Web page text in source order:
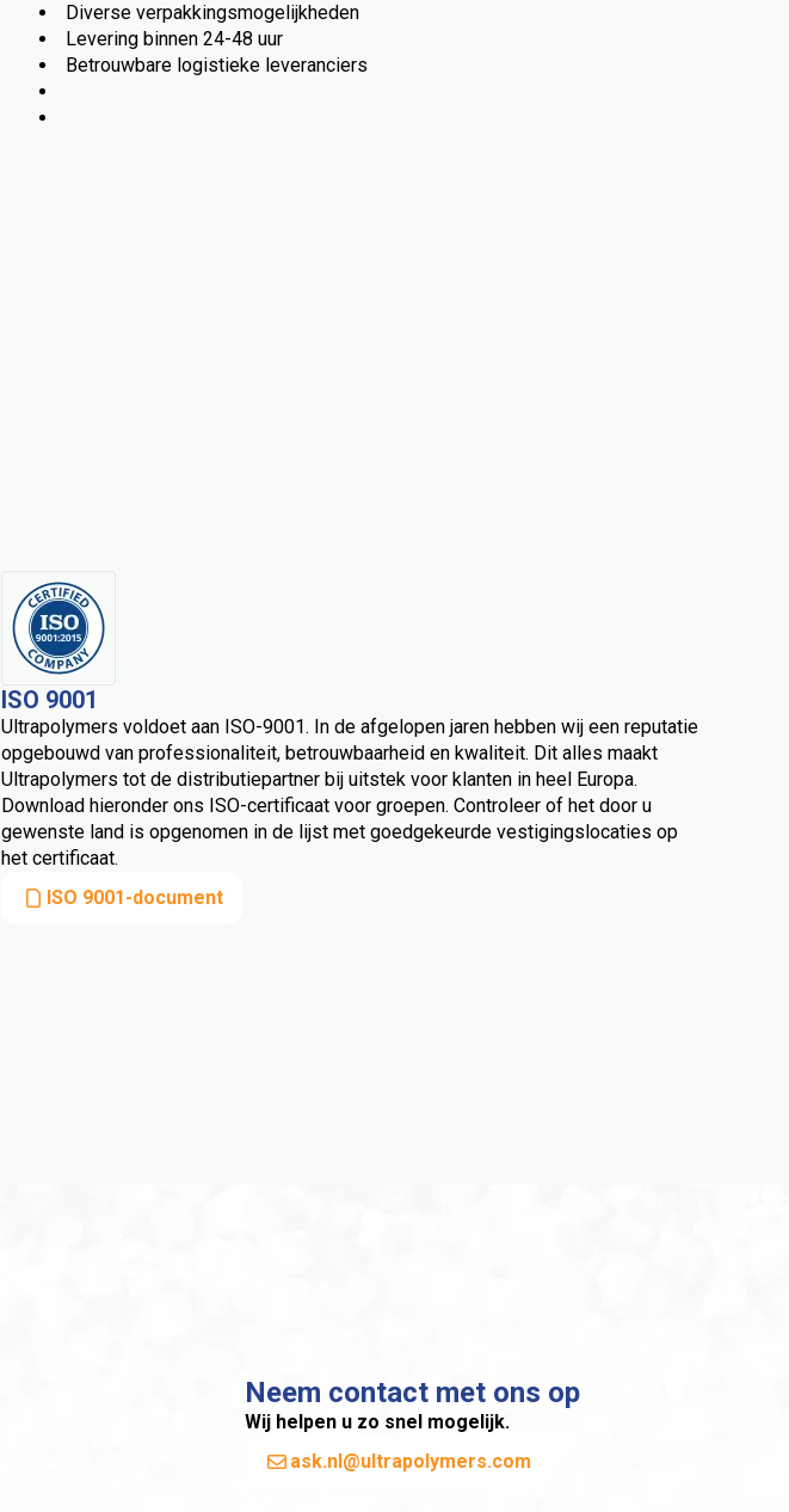
Diverse verpakkingsmogelijkheden
Levering binnen 24-48 uur
Betrouwbare logistieke leveranciers
ISO 9001
Ultrapolymers voldoet aan ISO-9001. In de afgelopen jaren hebben wij een reputatie
opgebouwd van professionaliteit, betrouwbaarheid en kwaliteit. Dit alles maakt
Ultrapolymers tot de distributiepartner bij uitstek voor klanten in heel Europa.
Download hieronder ons ISO-certificaat voor groepen. Controleer of het door u
gewenste land is opgenomen in de lijst met goedgekeurde vestigingslocaties op
het certificaat.
ISO 9001-document
Neem contact met ons op
Wij helpen u zo snel mogelijk.
ask.nl@ultrapolymers.com